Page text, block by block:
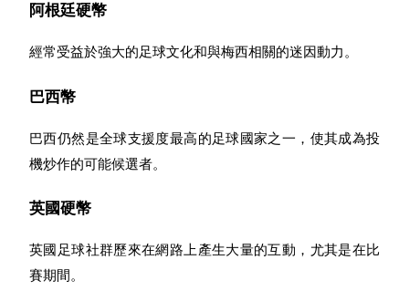
邀请好友
BTC 專享獎勵
阿根廷硬幣
經常受益於強大的足球文化和與梅西相關的迷因動力。
巴西幣
巴西仍然是全球支援度最高的足球國家之一，使其成為投
機炒作的可能候選者。
英國硬幣
英國足球社群歷來在網路上產生大量的互動，尤其是在比
賽期間。